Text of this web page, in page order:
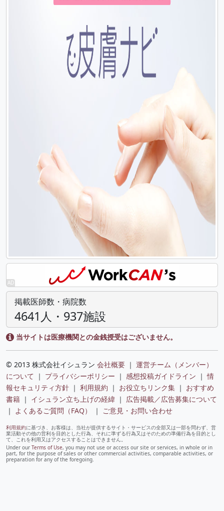
掲載医師数・病院数
4641人・937施設
当サイトは医療機関との金銭授受はございません。
© 2013 株式会社イシュラン 会社概要 ｜ 運営チーム（メンバー）
について ｜ プライバシーポリシー ｜ 感想投稿ガイドライン ｜情
報セキュリティ方針 ｜ 利用規約 ｜ お役立ちリンク集 ｜ おすすめ
書籍 ｜ イシュラン立ち上げの経緯 ｜ 広告掲載／広告募集について
｜
よくあるご質問（FAQ） ｜ ご意見・お問い合わせ
利用規約に基づき、お客様は、当社が提供するサイト・サービスの全部又は一部を問わず、営
業活動その他の営利を目的とした行為、それに準ずる行為又はそのための準備行為を目的とし
て、これを利用又はアクセスすることはできません。
Under our Terms of Use, you may not use or access our site or services, in whole or in
part, for the purpose of sales or other commercial activities, comparable activities, or
preparation for any of the foregoing.